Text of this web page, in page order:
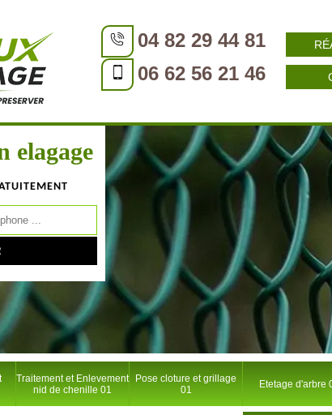
04 82 29 44 81
06 62 56 21 46
elagage
Traitement et Enlevement
nid de chenille 01
Pose cloture et grillage
01
Etetage d'arbre